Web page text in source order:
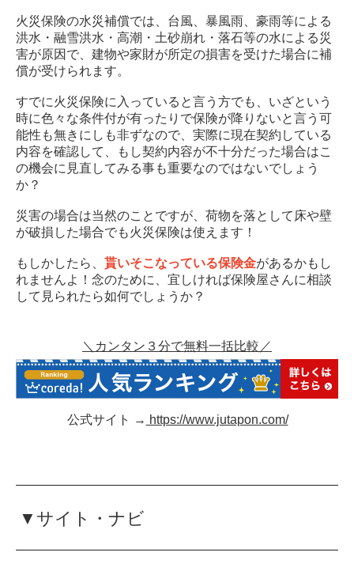
火災保険の水災補償では、台風、暴風雨、豪雨等による
洪水・融雪洪水・高潮・土砂崩れ・落石等の水による災
害が原因で、建物や家財が所定の損害を受けた場合に補
償が受けられます。
すでに火災保険に入っていると言う方でも、いざという
時に色々な条件付が有ったりで保険が降りないと言う可
能性も無きにしも非ずなので、実際に現在契約している
内容を確認して、もし契約内容が不十分だった場合はこ
の機会に見直してみる事も重要なのではないでしょう
か？
災害の場合は当然のことですが、荷物を落として床や壁
が破損した場合でも火災保険は使えます！
もしかしたら、 貰いそこなっている保険金があるかもし
れませんよ！念のために、宜しければ保険屋さんに相談
して見られたら如何でしょうか？
＼カンタン３分で無料一括比較／
公式サイト → https://www.jutapon.com/
▼サイト・ナビ